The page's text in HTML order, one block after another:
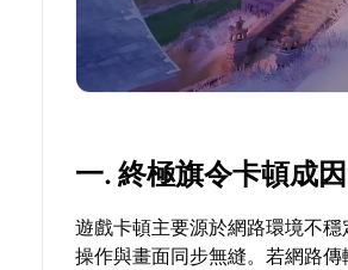
一. 終極旗令卡頓成因
遊戲卡頓主要源於網路環境不
操作與畫面同步無縫。若網路